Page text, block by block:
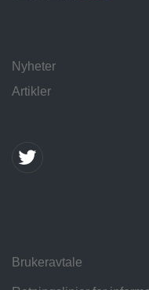
Nyheter
Artikler
Brukeravtale